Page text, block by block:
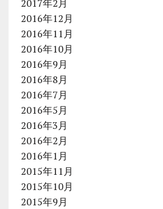
2017年2月
2016年12月
2016年11月
2016年10月
2016年9月
2016年8月
2016年7月
2016年5月
2016年3月
2016年2月
2016年1月
2015年11月
2015年10月
2015年9月